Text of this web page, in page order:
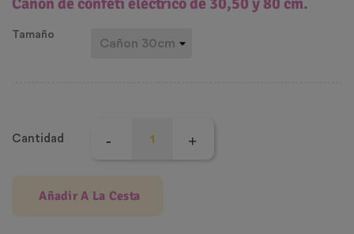
Tamaño
Cantidad
Añadir A La Cesta